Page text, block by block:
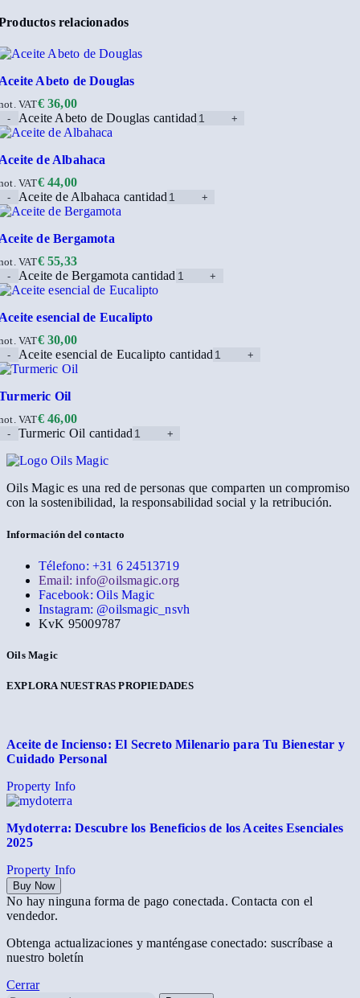
relacionados
Abeto de Douglas
€36,00
VAT
Aceite Abeto de Douglas cantidad
de Albahaca
€44,00
VAT
Aceite de Albahaca cantidad
de Bergamota
€55,33
VAT
Aceite de Bergamota cantidad
esencial de Eucalipto
€30,00
VAT
Aceite esencial de Eucalipto cantidad
Oil
€46,00
VAT
Turmeric Oil cantidad
Oils Magic es una red de personas que comparten un compromiso
con la sostenibilidad, la responsabilidad social y la retribución.
Información del contacto
Télefono: +31 6 24513719
Email: info@oilsmagic.org
Facebook: Oils Magic
Instagram: @oilsmagic_nsvh
KvK 95009787
Oils Magic
EXPLORA NUESTRAS PROPIEDADES
Aceite de Incienso: El Secreto Milenario para Tu Bienestar y
Cuidado Personal
Property Info
Mydoterra: Descubre los Beneficios de los Aceites Esenciales
2025
Property Info
Buy Now
No hay ninguna forma de pago conectada. Contacta con el
vendedor.
Obtenga actualizaciones y manténgase conectado: suscríbase a
nuestro boletín
Cerrar